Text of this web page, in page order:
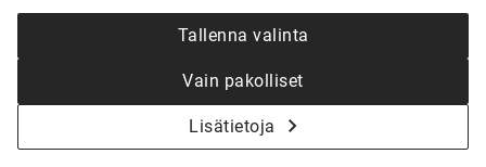
muuttovalmiin Kannustalon rakentumista ruuhkavuosien
keskelle!
Lisää kuvia Instagramissa @koti_paloheinassa
Tallenna valinta
Vain pakolliset
Lisätietoja